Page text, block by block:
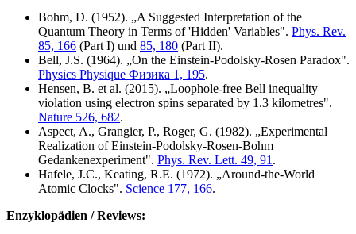
Bohm, D. (1952). „A Suggested Interpretation of the
Quantum Theory in Terms of 'Hidden' Variables". Phys. Rev.
85, 166 (Part I) und 85, 180 (Part II).
Bell, J.S. (1964). „On the Einstein-Podolsky-Rosen Paradox".
Physics Physique Физика 1, 195.
Hensen, B. et al. (2015). „Loophole-free Bell inequality
violation using electron spins separated by 1.3 kilometres".
Nature 526, 682.
Aspect, A., Grangier, P., Roger, G. (1982). „Experimental
Realization of Einstein-Podolsky-Rosen-Bohm
Gedankenexperiment". Phys. Rev. Lett. 49, 91 .
Hafele, J.C., Keating, R.E. (1972). „Around-the-World
Atomic Clocks". Science 177, 166.
Enzyklopädien / Reviews: